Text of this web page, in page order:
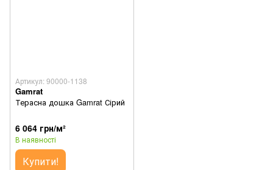
Артикул: 90000-1138
Gamrat
Терасна дошка Gamrat Сірий
6 064 грн/м²
В наявності
Купити!